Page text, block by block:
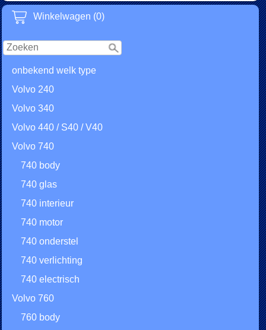
Winkelwagen (0)
onbekend welk type
Volvo 240
Volvo 340
Volvo 440 / S40 / V40
Volvo 740
740 body
740 glas
740 interieur
740 motor
740 onderstel
740 verlichting
740 electrisch
Volvo 760
760 body